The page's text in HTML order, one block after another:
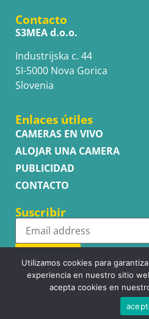
Contacto
S3MEA d.o.o.
Industrijska c. 44
SI-5000 Nova Gorica
Slovenia
Enlaces útiles
CAMERAS EN VIVO
ALOJAR UNA CAMERA
PUBLICIDAD
CONTACTO
Suscribir
Subscribe
Copyright © WhatsupCams 2016 -
Utilizamos cookies para
experiencia en nuestro sitio
acepta cookies en